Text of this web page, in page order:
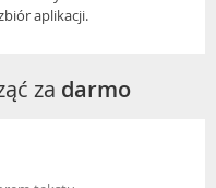
aplikacji.
za darmo